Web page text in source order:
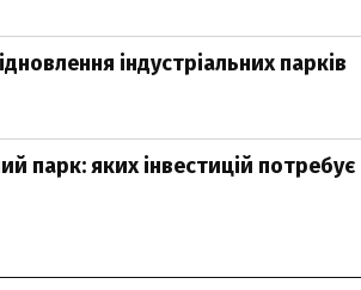
індустріальних парків
парк: яких інвестицій потребує